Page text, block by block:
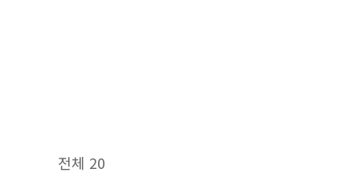
전체 20